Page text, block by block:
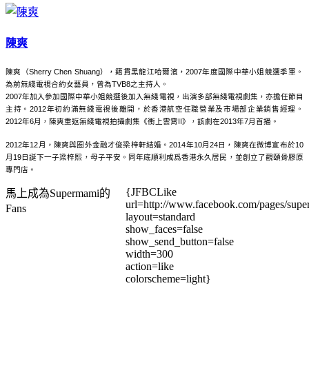
陳爽
陳爽（Sherry Chen Shuang），籍貫黑龍江哈爾濱，2007年度國際中華小姐競選季軍。
為前無綫電視合約女藝員，曾為TVB8之主持人。
2007年加入參加國際中華小姐競選後加入無綫電視，出演多部無綫電視劇集，亦擔任節目
主持。2012年初約滿無綫電視後離開，於香港航空任職營業及市場部企業銷售經理。
2012年6月，陳爽重返無綫電視拍攝劇集《衝上雲霄II》，該劇在2013年7月首播。
2012年12月，陳爽與圈外金融才俊梁梓軒結婚。2014年10月24日，陳爽在微博宣布於10
月19日誕下一子梁梓熙，母子平安。同年底順利成爲香港永久居民，並創立了觀頤骨膠原
專門店。
馬上成為Supermami的
Fans
{JFBCLike
url=http://www.facebook.com/pages/
layout=standard
show_faces=false
show_send_button=false
width=300
action=like
colorscheme=light}